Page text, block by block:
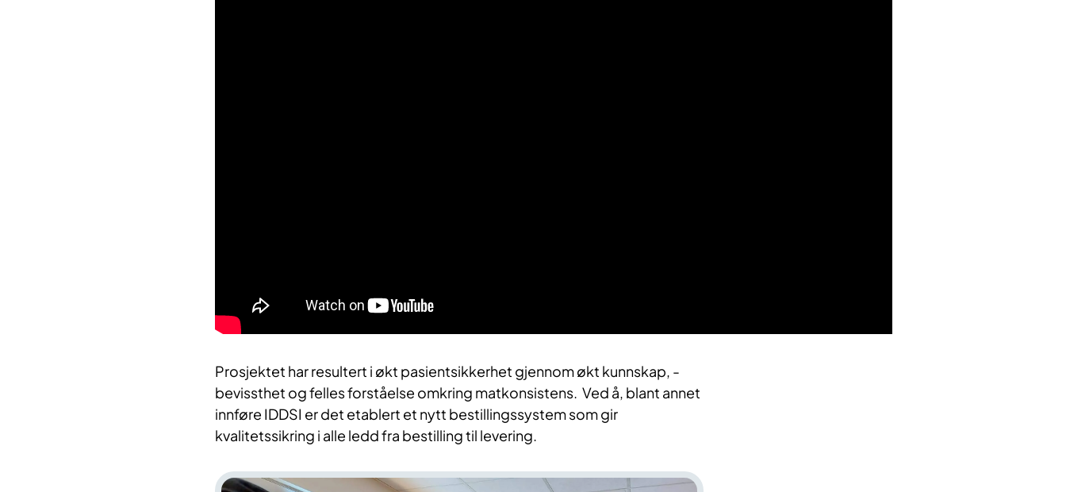
Prosjektet har resultert i økt pasientsikkerhet gjennom økt kunnskap, -
bevissthet og felles forståelse omkring matkonsistens. Ved å, blant annet
innføre IDDSI er det etablert et nytt bestillingssystem som gir
kvalitetssikring i alle ledd fra bestilling til levering.